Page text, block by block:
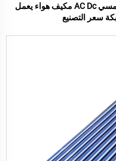
12000 BTU 1.5HP 1 طن مكيف هواء شمسي AC Dc مكيف هواء يعمل
سعر التصنيع